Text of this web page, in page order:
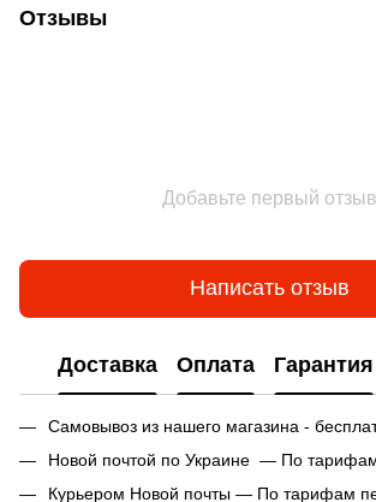
Отзывы
Добавьте первый отзыв
Написать отзыв
Доставка Оплата Гарантия
Самовывоз из нашего магазина -
Новой почтой по Украине — По тарифам
Курьером Новой почты — По тарифам